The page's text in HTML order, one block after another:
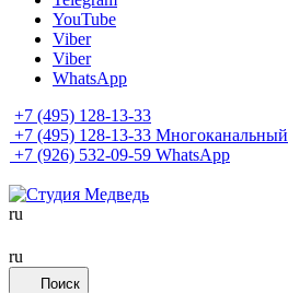
YouTube
Viber
Viber
WhatsApp
+7 (495) 128-13-33
+7 (495) 128-13-33 Многоканальный
+7 (926) 532-09-59 WhatsApp
ru
ru
Поиск